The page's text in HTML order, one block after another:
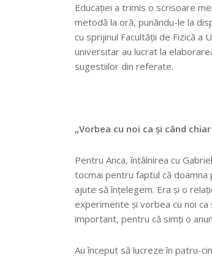
Educației a trimis o scrisoare
metodă la oră, punându-le la
cu sprijinul Facultății de Fizică a
universitar au lucrat la
sugestiilor din referate.
„Vorbea cu noi ca și când
Pentru Anca, întâlnirea cu
tocmai pentru faptul că
ajute să înțelegem. Era și o
experimente și vorbea cu noi
important, pentru că simți o
Au început să lucreze în patru-